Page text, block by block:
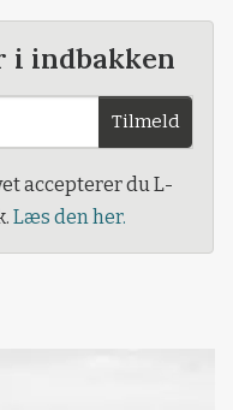
i indbakken
Tilmeld
accepterer du L-
Læs den her.